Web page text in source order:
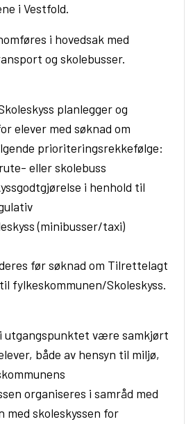
i Vestfold.
i hovedsak med
og skolebusser.
planlegger og
elever med søknad om
prioriteringsrekkefølge:
eller skolebuss
i henhold til
(minibusser/taxi)
før søknad om Tilrettelagt
fylkeskommunen/Skoleskyss.
i utgangspunktet være samkjørt
både av hensyn til miljø,
organiseres i samråd med
med skoleskyssen for